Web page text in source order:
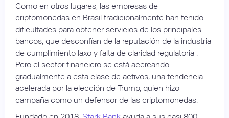
Como en otros lugares, las empresas de
criptomonedas en Brasil tradicionalmente han tenido
dificultades para obtener servicios de los principales
bancos, que desconfían de la reputación de la industria
de cumplimiento laxo y falta de claridad regulatoria .
Pero el sector financiero se está acercando
gradualmente a esta clase de activos, una tendencia
acelerada por la elección de Trump, quien hizo
campaña como un defensor de las criptomonedas.